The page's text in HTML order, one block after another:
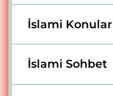
İslami Konular
İslami Sohbet